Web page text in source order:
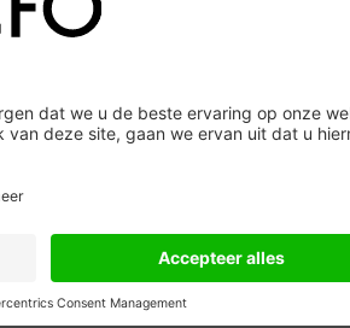
In de veranderfase komt het
om te doen wat nodig is. Zorgen
professionals zullen dit als
tot het ontwikkelen van
‘digital accountability’ genoemd. Plus:
of leiden? Volgens
ook de rol van financiële
en volgen van nieuwe ontwikkelingen.